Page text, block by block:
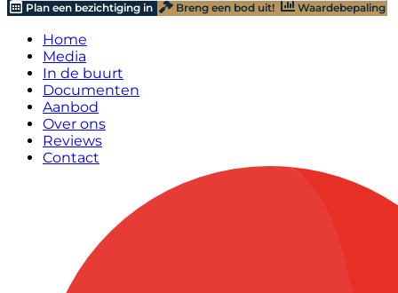
Plan een bezichtiging in
Breng een bod uit! Waardebepaling
Home
Media
In de buurt
Documenten
Aanbod
Over ons
Reviews
Contact